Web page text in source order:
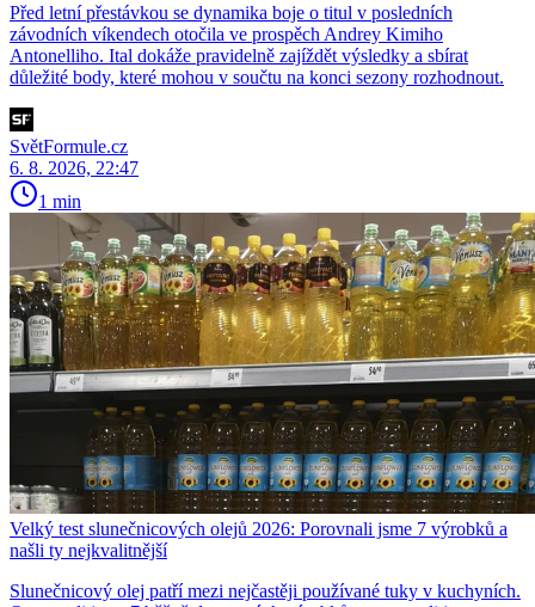
Před letní přestávkou se dynamika boje o titul v posledních
závodních víkendech otočila ve prospěch Andrey Kimiho
Antonelliho. Ital dokáže pravidelně zajíždět výsledky a sbírat
důležité body, které mohou v součtu na konci sezony rozhodnout.
SvětFormule.cz
6. 8. 2026, 22:47
1 min
Velký test slunečnicových olejů 2026: Porovnali jsme 7 výrobků a
našli ty nejkvalitnější
Slunečnicový olej patří mezi nejčastěji používané tuky v kuchyních.